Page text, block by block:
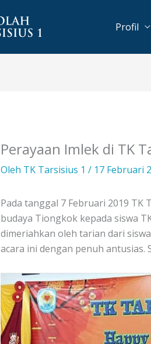
Profil
Perayaan Imlek di TK
Oleh TK Tarsisius 1 / 17 Februari
Pada tanggal 7 Februari 2019
budaya Tiongkok kepada siswa
dimeriahkan oleh tarian dari
acara ini dengan penuh antusias.